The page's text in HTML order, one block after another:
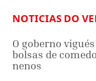
NOTICIAS DO
O goberno
bolsas de
nenos